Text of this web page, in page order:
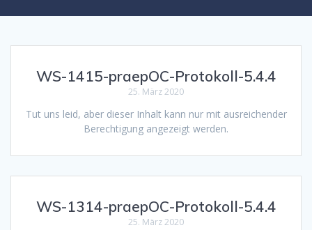
WS-1415-praepOC-Protokoll-5.4.4
25. März 2020
Tut uns leid, aber dieser Inhalt kann nur mit ausreichender
Berechtigung angezeigt werden.
WS-1314-praepOC-Protokoll-5.4.4
25. März 2020